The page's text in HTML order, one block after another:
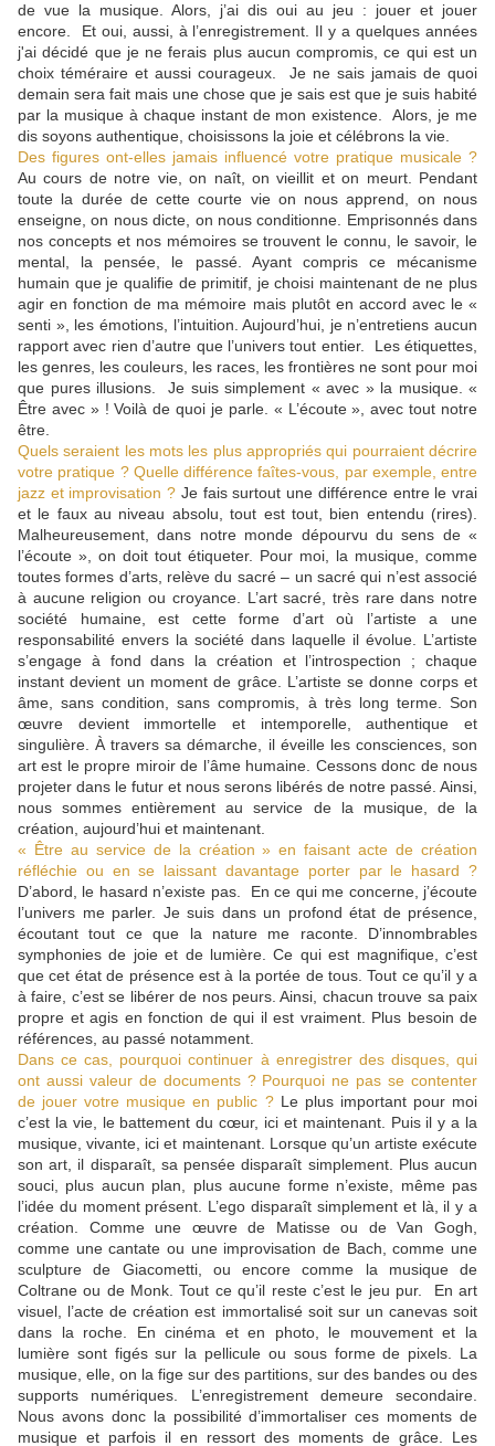
de vue la musique. Alors, j’ai dis oui au jeu : jouer et jouer
encore. Et oui, aussi, à l’enregistrement. Il y a quelques années
j'ai décidé que je ne ferais plus aucun compromis, ce qui est un
choix téméraire et aussi courageux. Je ne sais jamais de quoi
demain sera fait mais une chose que je sais est que je suis habité
par la musique à chaque instant de mon existence. Alors, je me
dis soyons authentique, choisissons la joie et célébrons la vie.
Des figures ont-elles jamais influencé votre pratique musicale ?
Au cours de notre vie, on naît, on vieillit et on meurt. Pendant
toute la durée de cette courte vie on nous apprend, on nous
enseigne, on nous dicte, on nous conditionne. Emprisonnés dans
nos concepts et nos mémoires se trouvent le connu, le savoir, le
mental, la pensée, le passé. Ayant compris ce mécanisme
humain que je qualifie de primitif, je choisi maintenant de ne plus
agir en fonction de ma mémoire mais plutôt en accord avec le «
senti », les émotions, l’intuition. Aujourd’hui, je n’entretiens aucun
rapport avec rien d’autre que l’univers tout entier. Les étiquettes,
les genres, les couleurs, les races, les frontières ne sont pour moi
que pures illusions. Je suis simplement « avec » la musique. «
Être avec » ! Voilà de quoi je parle. « L’écoute », avec tout notre
être.
Quels seraient les mots les plus appropriés qui pourraient décrire
votre pratique ? Quelle différence faîtes-vous, par exemple, entre
jazz et improvisation ? Je fais surtout une différence entre le vrai
et le faux au niveau absolu, tout est tout, bien entendu (rires).
Malheureusement, dans notre monde dépourvu du sens de «
l’écoute », on doit tout étiqueter. Pour moi, la musique, comme
toutes formes d’arts, relève du sacré – un sacré qui n’est associé
à aucune religion ou croyance. L’art sacré, très rare dans notre
société humaine, est cette forme d’art où l’artiste a une
responsabilité envers la société dans laquelle il évolue. L’artiste
s’engage à fond dans la création et l’introspection ; chaque
instant devient un moment de grâce. L’artiste se donne corps et
âme, sans condition, sans compromis, à très long terme. Son
œuvre devient immortelle et intemporelle, authentique et
singulière. À travers sa démarche, il éveille les consciences, son
art est le propre miroir de l’âme humaine. Cessons donc de nous
projeter dans le futur et nous serons libérés de notre passé. Ainsi,
nous sommes entièrement au service de la musique, de la
création, aujourd’hui et maintenant.
« Être au service de la création » en faisant acte de création
réfléchie ou en se laissant davantage porter par le hasard ?
D’abord, le hasard n’existe pas. En ce qui me concerne, j’écoute
l’univers me parler. Je suis dans un profond état de présence,
écoutant tout ce que la nature me raconte. D’innombrables
symphonies de joie et de lumière. Ce qui est magnifique, c’est
que cet état de présence est à la portée de tous. Tout ce qu’il y a
à faire, c’est se libérer de nos peurs. Ainsi, chacun trouve sa paix
propre et agis en fonction de qui il est vraiment. Plus besoin de
références, au passé notamment.
Dans ce cas, pourquoi continuer à enregistrer des disques, qui
ont aussi valeur de documents ? Pourquoi ne pas se contenter
de jouer votre musique en public ?Le plus important pour moi
c’est la vie, le battement du cœur, ici et maintenant. Puis il y a la
musique, vivante, ici et maintenant. Lorsque qu’un artiste exécute
son art, il disparaît, sa pensée disparaît simplement. Plus aucun
souci, plus aucun plan, plus aucune forme n’existe, même pas
l’idée du moment présent. L’ego disparaît simplement et là, il y a
création. Comme une œuvre de Matisse ou de Van Gogh,
comme une cantate ou une improvisation de Bach, comme une
sculpture de Giacometti, ou encore comme la musique de
Coltrane ou de Monk. Tout ce qu’il reste c’est le jeu pur. En art
visuel, l’acte de création est immortalisé soit sur un canevas soit
dans la roche. En cinéma et en photo, le mouvement et la
lumière sont figés sur la pellicule ou sous forme de pixels. La
musique, elle, on la fige sur des partitions, sur des bandes ou des
supports numériques. L’enregistrement demeure secondaire.
Nous avons donc la possibilité d’immortaliser ces moments de
musique et parfois il en ressort des moments de grâce. Les